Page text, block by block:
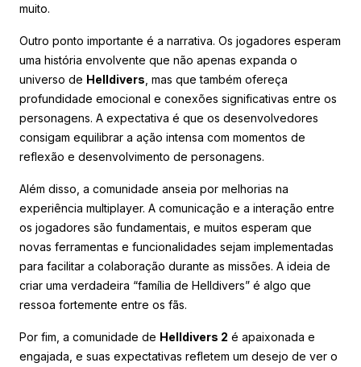
muito.
Outro ponto importante é a narrativa. Os jogadores esperam
uma história envolvente que não apenas expanda o
universo de Helldivers , mas que também ofereça
profundidade emocional e conexões significativas entre os
personagens. A expectativa é que os desenvolvedores
consigam equilibrar a ação intensa com momentos de
reflexão e desenvolvimento de personagens.
Além disso, a comunidade anseia por melhorias na
experiência multiplayer. A comunicação e a interação entre
os jogadores são fundamentais, e muitos esperam que
novas ferramentas e funcionalidades sejam implementadas
para facilitar a colaboração durante as missões. A ideia de
criar uma verdadeira “família de Helldivers” é algo que
ressoa fortemente entre os fãs.
Por fim, a comunidade de Helldivers 2 é apaixonada e
engajada, e suas expectativas refletem um desejo de ver o